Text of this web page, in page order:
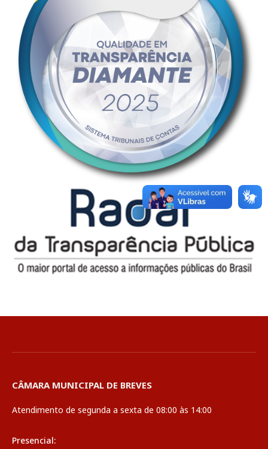
CÂMARA MUNICIPAL DE BREVES
Atendimento de segunda a sexta de 08:00 às 14:00
Presencial: